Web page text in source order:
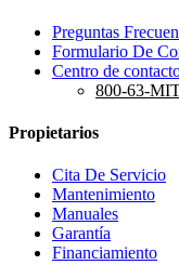
Preguntas
Formulario De
Centro de
800-63-
Propietarios
Cita De Servicio
Mantenimiento
Manuales
Garantía
Financiamiento